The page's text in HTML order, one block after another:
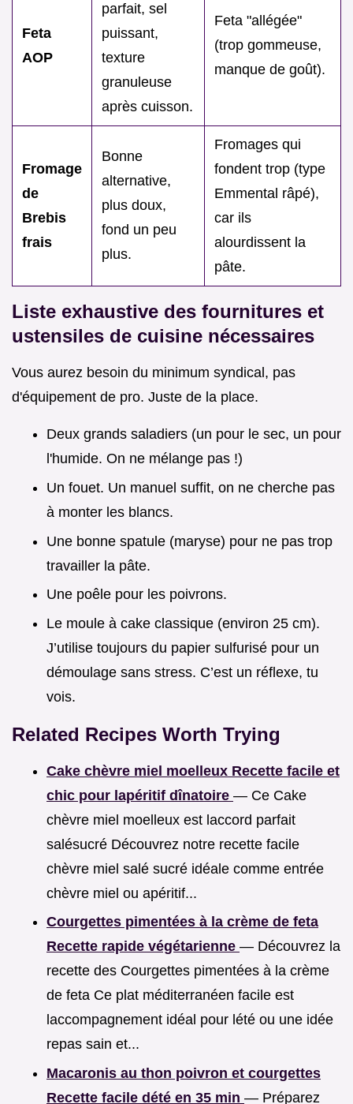
Feta
AOP
parfait, sel
puissant,
texture
granuleuse
après cuisson.
Feta "allégée"
(trop gommeuse,
manque de goût).
Fromage
de
Brebis
frais
Bonne
alternative,
plus doux,
fond un peu
plus.
Fromages qui
fondent trop (type
Emmental râpé),
car ils
alourdissent la
pâte.
Liste exhaustive des fournitures et
ustensiles de cuisine nécessaires
Vous aurez besoin du minimum syndical, pas
d'équipement de pro. Juste de la place.
Deux grands saladiers (un pour le sec, un pour
l'humide. On ne mélange pas !)
Un fouet. Un manuel suffit, on ne cherche pas
à monter les blancs.
Une bonne spatule (maryse) pour ne pas trop
travailler la pâte.
Une poêle pour les poivrons.
Le moule à cake classique (environ 25 cm).
J’utilise toujours du papier sulfurisé pour un
démoulage sans stress. C’est un réflexe, tu
vois.
Related Recipes Worth Trying
Cake chèvre miel moelleux Recette facile et
chic pour lapéritif dînatoire — Ce Cake
chèvre miel moelleux est laccord parfait
salésucré Découvrez notre recette facile
chèvre miel salé sucré idéale comme entrée
chèvre miel ou apéritif...
Courgettes pimentées à la crème de feta
Recette rapide végétarienne — Découvrez la
recette des Courgettes pimentées à la crème
de feta Ce plat méditerranéen facile est
laccompagnement idéal pour lété ou une idée
repas sain et...
Macaronis au thon poivron et courgettes
Recette facile dété en 35 min — Préparez